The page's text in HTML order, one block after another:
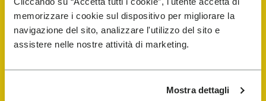
memorizzare i cookie sul dispositivo per migliorare la
navigazione del sito, analizzare l'utilizzo del sito e
assistere nelle nostre attività di marketing.
Mostra dettagli
Vibram Events